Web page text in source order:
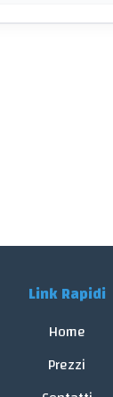
Link Rapidi
Home
Prezzi